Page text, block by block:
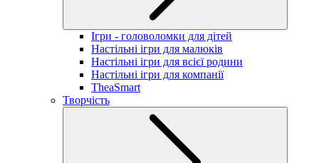
Ігри - головоломки для дітей
Настільні ігри для малюків
Настільні ігри для всієї родини
Настільні ігри для компанії
TheaSmart
Творчість